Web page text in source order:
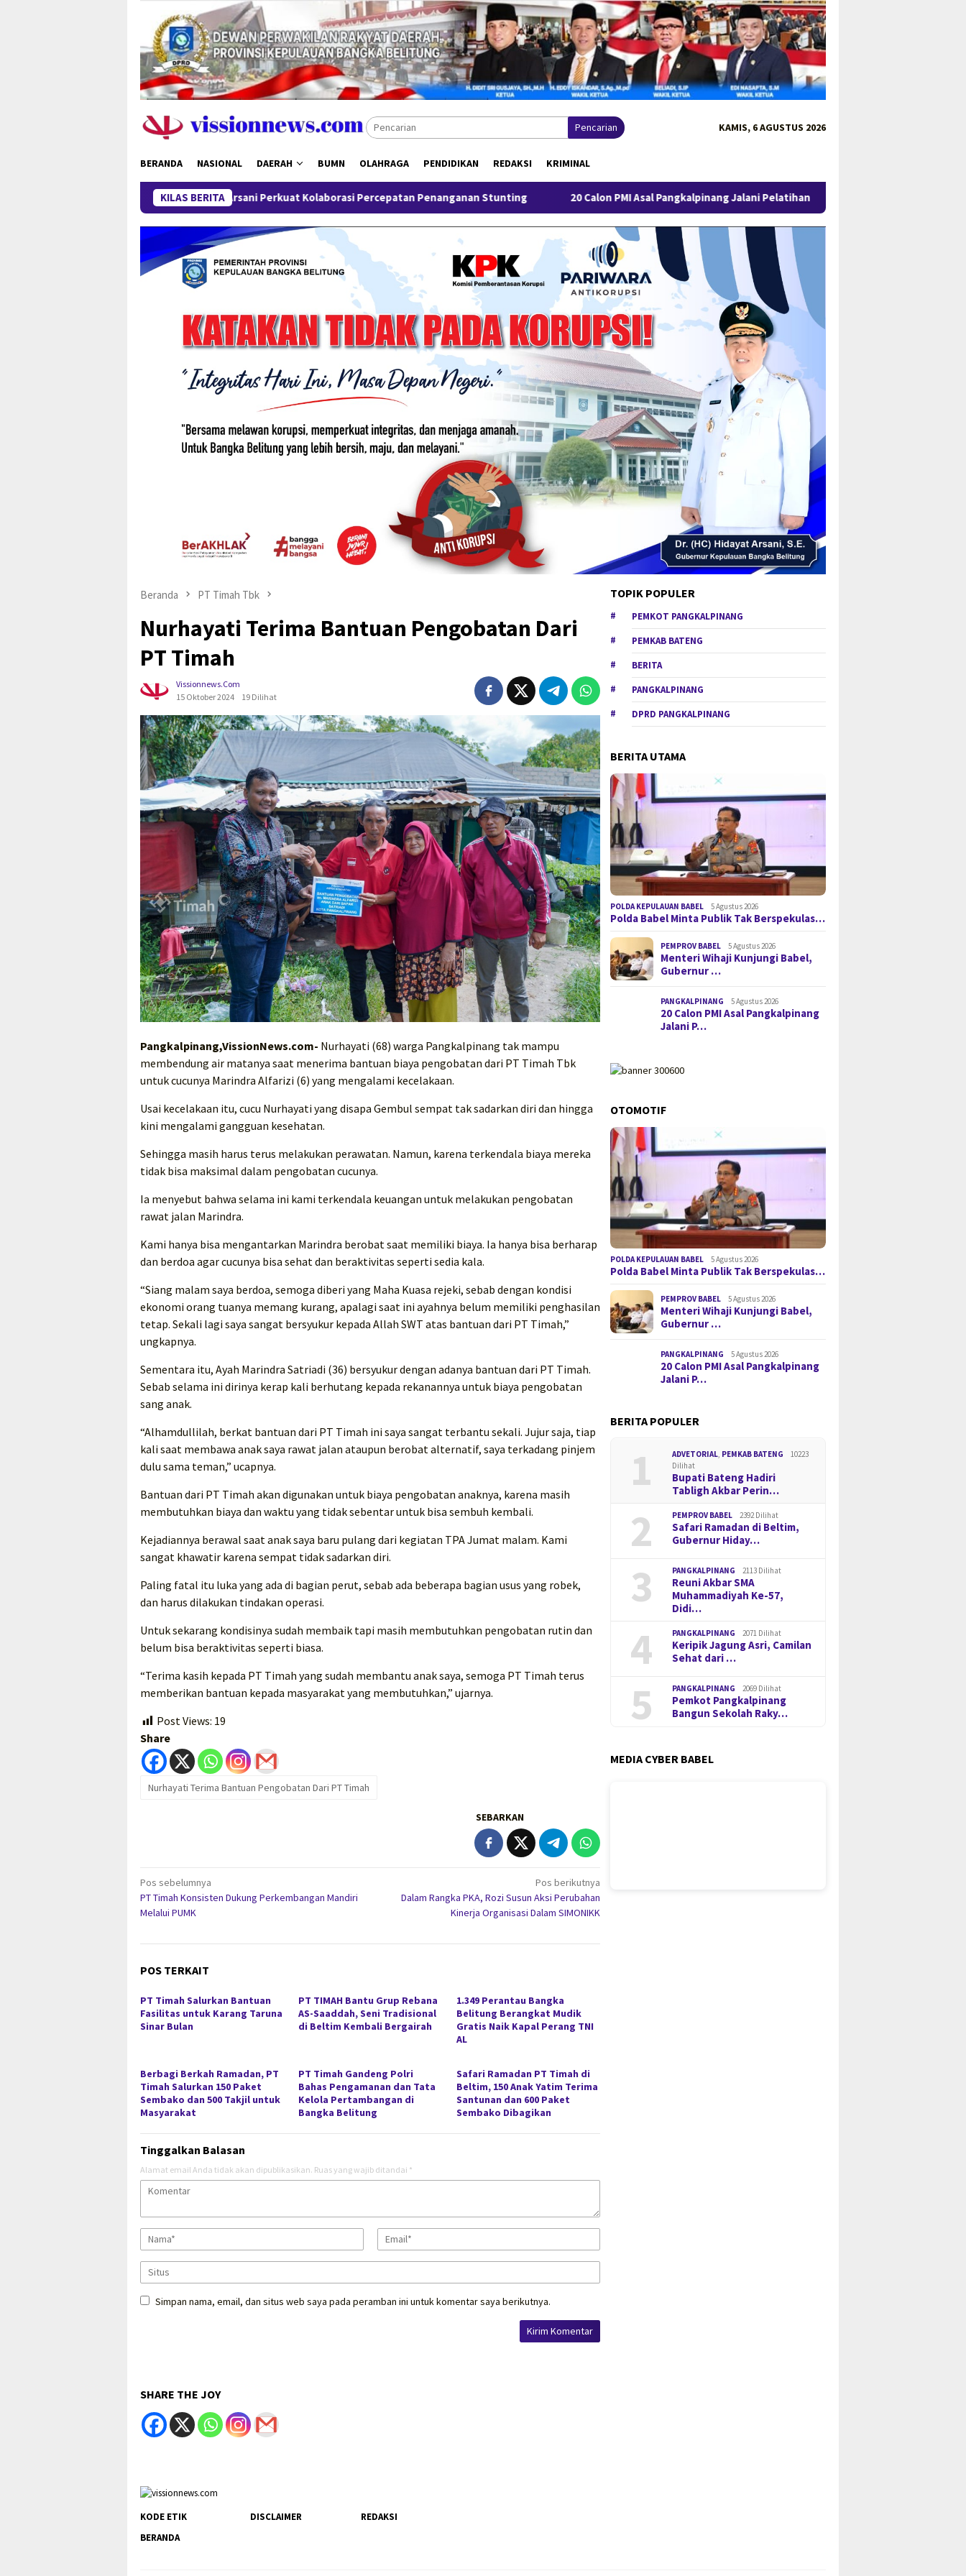
konten
Pencarian KAMIS, 6 AGUSTUS 2026
BERANDA NASIONAL DAERAH BUMN OLAHRAGA PENDIDIKAN REDAKSI KRIMINAL
KILAS BERITA
Gubernur Hidayat Arsani Perkuat Kolaborasi Percepatan Penanganan Stunting 20 Calon PMI Asal Pangkalpinang Jalani Pelatihan Perdana, Disiapkan Jadi Contoh Program
Beranda PT Timah Tbk
Nurhayati Terima Bantuan Pengobatan Dari
PT Timah
Vissionnews.com
15 Oktober 2024
19 Dilihat
Pangkalpinang,VissionNews.com- Nurhayati (68) warga Pangkalpinang tak mampu
membendung air matanya saat menerima bantuan biaya pengobatan dari PT Timah Tbk
untuk cucunya Marindra Alfarizi (6) yang mengalami kecelakaan.
Usai kecelakaan itu, cucu Nurhayati yang disapa Gembul sempat tak sadarkan diri dan hingga
kini mengalami gangguan kesehatan.
Sehingga masih harus terus melakukan perawatan. Namun, karena terkendala biaya mereka
tidak bisa maksimal dalam pengobatan cucunya.
Ia menyebut bahwa selama ini kami terkendala keuangan untuk melakukan pengobatan
rawat jalan Marindra.
Kami hanya bisa mengantarkan Marindra berobat saat memiliki biaya. Ia hanya bisa berharap
dan berdoa agar cucunya bisa sehat dan beraktivitas seperti sedia kala.
“Siang malam saya berdoa, semoga diberi yang Maha Kuasa rejeki, sebab dengan kondisi
ekonomi orang tuanya memang kurang, apalagi saat ini ayahnya belum memiliki penghasilan
tetap. Sekali lagi saya sangat bersyukur kepada Allah SWT atas bantuan dari PT Timah,”
ungkapnya.
Sementara itu, Ayah Marindra Satriadi (36) bersyukur dengan adanya bantuan dari PT Timah.
Sebab selama ini dirinya kerap kali berhutang kepada rekanannya untuk biaya pengobatan
sang anak.
“Alhamdullilah, berkat bantuan dari PT Timah ini saya sangat terbantu sekali. Jujur saja, tiap
kali saat membawa anak saya rawat jalan ataupun berobat alternatif, saya terkadang pinjem
dulu sama teman,” ucapnya.
Bantuan dari PT Timah akan digunakan untuk biaya pengobatan anaknya, karena masih
membutuhkan biaya dan waktu yang tidak sebentar untuk bisa sembuh kembali.
Kejadiannya berawal saat anak saya baru pulang dari kegiatan TPA Jumat malam. Kami
sangat khawatir karena sempat tidak sadarkan diri.
Paling fatal itu luka yang ada di bagian perut, sebab ada beberapa bagian usus yang robek,
dan harus dilakukan tindakan operasi.
Untuk sekarang kondisinya sudah membaik tapi masih membutuhkan pengobatan rutin dan
belum bisa beraktivitas seperti biasa.
“Terima kasih kepada PT Timah yang sudah membantu anak saya, semoga PT Timah terus
memberikan bantuan kepada masyarakat yang membutuhkan,” ujarnya.
Post Views: 19
Share
Nurhayati Terima Bantuan Pengobatan Dari PT Timah
SEBARKAN
Navigasi
pos
Pos sebelumnya
PT Timah Konsisten Dukung Perkembangan Mandiri
Melalui PUMK
Pos berikutnya
Dalam Rangka PKA, Rozi Susun Aksi Perubahan
Kinerja Organisasi Dalam SIMONIKK
POS TERKAIT
PT Timah Salurkan Bantuan
Fasilitas untuk Karang Taruna
Sinar Bulan
PT TIMAH Bantu Grup Rebana
AS-Saaddah, Seni Tradisional
di Beltim Kembali Bergairah
1.349 Perantau Bangka
Belitung Berangkat Mudik
Gratis Naik Kapal Perang TNI
AL
Berbagi Berkah Ramadan, PT
Timah Salurkan 150 Paket
Sembako dan 500 Takjil untuk
Masyarakat
PT Timah Gandeng Polri
Bahas Pengamanan dan Tata
Kelola Pertambangan di
Bangka Belitung
Safari Ramadan PT Timah di
Beltim, 150 Anak Yatim Terima
Santunan dan 600 Paket
Sembako Dibagikan
Tinggalkan Balasan
Alamat email Anda tidak akan dipublikasikan. Ruas yang wajib ditandai *
Simpan nama, email, dan situs web saya pada peramban ini untuk komentar saya berikutnya.
TOPIK POPULER
PEMKOT PANGKALPINANG
PEMKAB BATENG
BERITA
PANGKALPINANG
DPRD PANGKALPINANG
BERITA UTAMA
POLDA KEPULAUAN BABEL 5 Agustus 2026
Polda Babel Minta Publik Tak Berspekulas…
PEMPROV BABEL 5 Agustus 2026
Menteri Wihaji Kunjungi Babel,
Gubernur …
PANGKALPINANG 5 Agustus 2026
20 Calon PMI Asal Pangkalpinang
Jalani P…
OTOMOTIF
POLDA KEPULAUAN BABEL 5 Agustus 2026
Polda Babel Minta Publik Tak Berspekulas…
PEMPROV BABEL 5 Agustus 2026
Menteri Wihaji Kunjungi Babel,
Gubernur …
PANGKALPINANG 5 Agustus 2026
20 Calon PMI Asal Pangkalpinang
Jalani P…
BERITA POPULER
1 ADVETORIAL, PEMKAB BATENG
10223
Dilihat
Bupati Bateng Hadiri
Tabligh Akbar Perin…
2 PEMPROV BABEL 2392 Dilihat
Safari Ramadan di Beltim,
Gubernur Hiday…
3 PANGKALPINANG 2113 Dilihat
Reuni Akbar SMA
Muhammadiyah Ke-57,
Didi…
4 PANGKALPINANG 2071 Dilihat
Keripik Jagung Asri, Camilan
Sehat dari …
5 PANGKALPINANG 2069 Dilihat
Pemkot Pangkalpinang
Bangun Sekolah Raky…
MEDIA CYBER BABEL
SHARE THE JOY
KODE ETIK DISCLAIMER
REDAKSI
BERANDA